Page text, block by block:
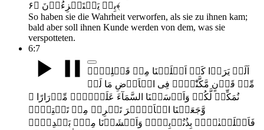
بِہٖ یَسۡتَہۡزِءُوۡنَ ﴿۶﴾
So haben sie die Wahrheit verworfen, als sie zu ihnen kam;
bald aber soll ihnen Kunde werden von dem, was sie
verspotteten.
6:7
اَلَمۡ یَرَوۡا کَمۡ اَہۡلَکۡنَا مِنۡ قَبۡلِہِمۡ
مِّنۡ قَرۡنٍ مَّکَّنّٰہُمۡ فِی الۡاَرۡضِ مَا لَمۡ
نُمَکِّنۡ لَّکُمۡ وَاَرۡسَلۡنَا السَّمَآءَ عَلَیۡہِمۡ مِّدۡرَارًا ۪
وَّجَعَلۡنَا الۡاَنۡہٰرَ تَجۡرِیۡ مِنۡ تَحۡتِہِمۡ
فَاَہۡلَکۡنٰہُمۡ بِذُنُوۡبِہِمۡ وَاَنۡشَاۡنَا مِنۡۢ بَعۡدِہِمۡ